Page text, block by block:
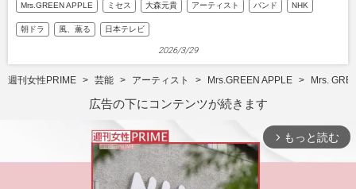
Mrs.GREEN APPLE ミセス 大森元貴 アーティスト バンド NHK
朝ドラ 風、薫る 日本テレビ
2026/3/29
週刊女性PRIME 芸能 アーティスト Mrs.GREEN APPLE Mrs.
広告の下にコンテンツが続きます
arrow_forward_ios もっと読む